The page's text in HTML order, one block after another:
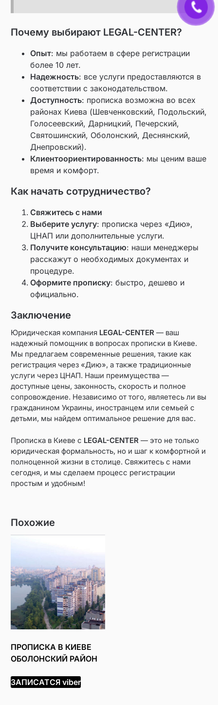
Почему выбирают LEGAL-CENTER?
Опыт: мы работаем в сфере регистрации
более 10 лет.
Надежность: все услуги предоставляются в
соответствии с законодательством.
Доступность: прописка возможна во всех
районах Киева (Шевченковский, Подольский,
Голосеевский, Дарницкий, Печерский,
Святошинский, Оболонский, Деснянский,
Днепровский).
Клиентоориентированность: мы ценим ваше
время и комфорт.
Как начать сотрудничество?
Свяжитесь с нами
Выберите услугу: прописка через «Дию»,
ЦНАП или дополнительные услуги.
Получите консультацию: наши менеджеры
расскажут о необходимых документах и
процедуре.
Оформите прописку: быстро, дешево и
официально.
Заключение
Юридическая компания LEGAL-CENTER — ваш
надежный помощник в вопросах прописки в Киеве.
Мы предлагаем современные решения, такие как
регистрация через «Дию», а также традиционные
услуги через ЦНАП. Наши преимущества —
доступные цены, законность, скорость и полное
сопровождение. Независимо от того, являетесь ли вы
гражданином Украины, иностранцем или семьей с
детьми, мы найдем оптимальное решение для вас.
Прописка в Киеве с LEGAL-CENTER — это не только
юридическая формальность, но и шаг к комфортной и
полноценной жизни в столице. Свяжитесь с нами
сегодня, и мы сделаем процесс регистрации
простым и удобным!
Похожие
ПРОПИСКА В КИЕВЕ
ОБОЛОНСКИЙ РАЙОН
ЗАПИСАТСЯ viber